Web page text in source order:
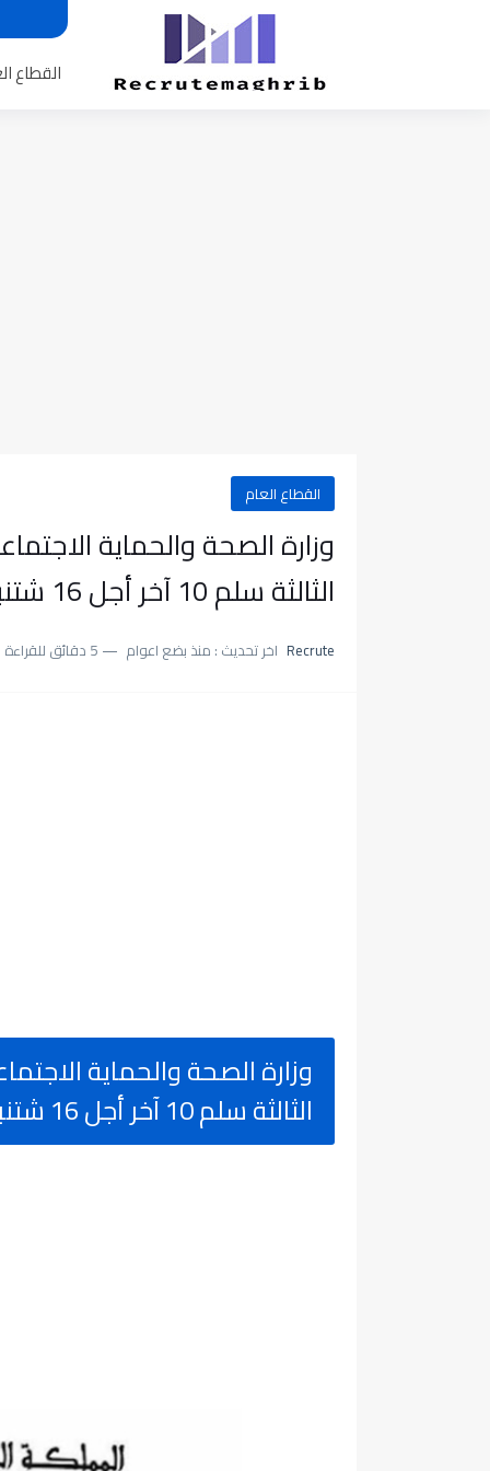
القطاع
القطاع العام
الثالثة سلم 10 آخر أجل 16 شتنبر 2024
Recrute اخر تحديث : منذ بضع اعوام 5 دقائق للقراءة
الثالثة سلم 10 آخر أجل 16 شتنبر 2024